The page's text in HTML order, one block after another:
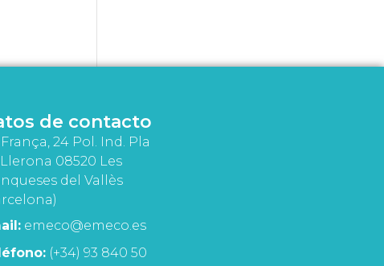
de contacto
24 Pol. Ind. Pla
08520 Les
del Vallès
emeco@emeco.es
(+34) 93 840 50